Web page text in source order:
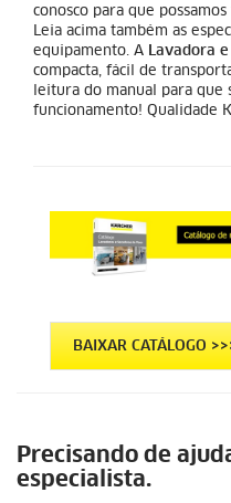
conosco para que
Leia acima também as
equipamento. A Lavadora
compacta, fácil de
leitura do manual para que
funcionamento! Qualidade
BAIXAR CATÁLOGO
Precisando de
especialista.